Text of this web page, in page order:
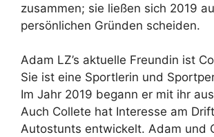
zusammen; sie ließen sich 2019
persönlichen Gründen scheiden.
Adam LZ’s aktuelle Freundin ist
Sie ist eine Sportlerin und
Im Jahr 2019 begann er mit ihr
Auch Collete hat Interesse am
Autostunts entwickelt. Adam und